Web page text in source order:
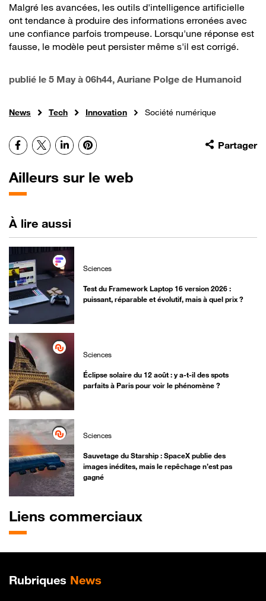
Malgré les avancées, les outils d'intelligence artificielle
ont tendance à produire des informations erronées avec
une confiance parfois trompeuse. Lorsqu'une réponse est
fausse, le modèle peut persister même s'il est corrigé.
publié le 5 May à 06h44, Auriane Polge de Humanoid
News Tech Innovation Société numérique
Partager
Facebook
X LinkedInPinterest
Ailleurs sur le web
À lire aussi
Sciences
Test du Framework Laptop 16 version 2026 :
puissant, réparable et évolutif, mais à quel prix ?
Sciences
Éclipse solaire du 12 août : y a-t-il des spots
parfaits à Paris pour voir le phénomène ?
Sciences
Sauvetage du Starship : SpaceX publie des
images inédites, mais le repêchage n’est pas
gagné
Liens commerciaux
Plan de site
Rubriques News